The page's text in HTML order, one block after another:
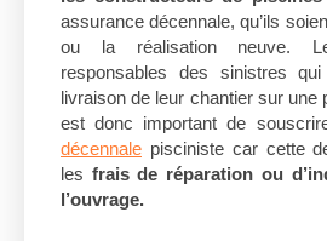
assurance décennale, qu’ils
ou la réalisation neuve.
responsables des sinistres
livraison de leur chantier sur une
est donc important de
décennale pisciniste car cette
les frais de réparation ou
l’ouvrage.